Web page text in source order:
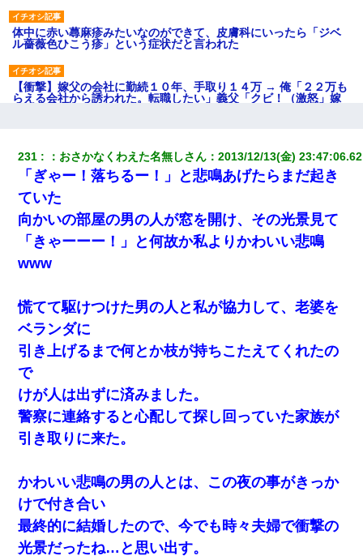
体中に赤い蕁麻疹みたいなのができて、皮膚科にいったら「ジベ
ル薔薇色ひこう疹」という症状だと言われた
【衝撃】嫁父の会社に勤続１０年、手取り１４万 → 俺「２２万も
らえる会社から誘われた。転職したい」義父「クビ！（激怒」嫁
父が他界→父のフリン相手『どうか相続を放棄して下さい、昔の
ことは謝ります。ごめんなさい…』私「お子さんはフリン略奪婚
って知ってるの？」相手『 』結果→
我が家のガレージに見知らぬ車。俺「もしもし、玄関にもシャッ
ターリモコンあるだろ？DOWNのボタン押してｗ」→ 待つこと１
時間弱・・・
「話してみるよ」→ 後日・・・
妊娠中に「おいこのブタ女！てめー席譲れ！」と絡まれ腹を殴る
真似された。泣きながら夫に話すと一年後に…
妻が亡くなったんだけど正直ガチで嬉しい
ナンパにほいほい付いていった私、地獄に落ちる
元旦那から復縁要請。息子「最新型のiPhoneも買えない貧乏は嫌
だ、再婚して」私「なら父親と暮らせ」息子「やった＾＾」私
（もう手遅れだったんだな…）
テレワーク上司「会議中はカメラ付けろ！」女社員「え、事前連
231 ： おさかなくわえた名無しさん ：2013/12/13(金)
「ぎゃー！落ちるー！」と悲鳴あげたらまだ起き
ていた
向かいの部屋の男の人が窓を開け、その光景見て
「きゃーーー！」と何故か私よりかわいい悲鳴
www
慌てて駆けつけた男の人と私が協力して、老婆を
ベランダに
引き上げるまで何とか枝が持ちこたえてくれたの
で
けが人は出ずに済みました。
警察に連絡すると心配して探し回っていた家族が
引き取りに来た。
かわいい悲鳴の男の人とは、この夜の事がきっか
けで付き合い
最終的に結婚したので、今でも時々夫婦で衝撃の
光景だったね…と思い出す。